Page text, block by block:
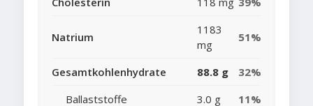
Natrium
1183
mg
51%
Gesamtkohlenhydrate 88.8 g
32%
Ballaststoffe
3.0 g
11%